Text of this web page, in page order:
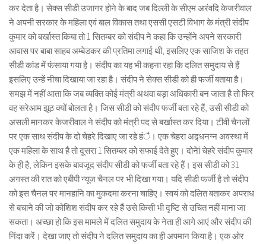
कर देता है। सेक्स सीडी उजागर होने के बाद जब दिल्ली के सीएम अरंवदि केजरीवाल
ने अपनी सरकार के महिला एवं बाल विकास तथा एससी एसटी विभाग के मंत्री संदीप
कुमार को बर्खास्त किया तो 1 सितम्बर को संदीप ने कहा कि उन्होंने अपने सरकारी
आवास पर बाबा साहब अम्बेडकर की प्रतिमा लगाई थी, इसलिए एक साजिश के तहत
सीडी कांड में फंसाया गया है। संदीप का यह भी कहना रहा कि दलित समुदाय से हैं
इसलिए उन्हें नीचा दिखाया जा रहा है। संदीप ने सेक्स सीडी को ही फर्जी बताया है।
समझ में नहीं आता कि जब व्यक्ति कोई मंत्री अथवा बड़ा अधिकारी बन जाता है तो फिर
वह सरेआम झूठ क्यों बोलता है। जिस सीडी को संदीप फर्जी बता रहे हैं, उसी सीडी को
असली मानकर केजरीवाल ने संदीप को मंत्री पद से बर्खास्त कर दिया। टीवी चैनलों
पर एक साथ संदीप के दो चेहरे दिखाए जा रहे हंै। एक चेहरा अद्र्धनग्न अवस्था में
एक महिला के साथ है तो दूसरा 1 सितम्बर को सफाई देते हुए। दोनेां चेहरे संदीप कुमार
के ही है, लेकिन इसके बावजूद संदीप सीडी को फर्जी बता रहे हैं। इस सीडी को 31
अगस्त की रात को एबीपी न्यूज चैनल पर भी दिखा गया। यदि सीडी फर्जी है तो संदीप
को इस चैनल पर मानहानि का मुकदमा करना चाहिए। स्वयं को दलित बताकर अपराध
से बचाने की जो कोशिश संदीप कर रहे हैं उसे किसी भी दृष्टि से उचित नहीं माना जा
सकता। अच्छा हो कि इस मामले में दलित समुदाय के नेता ही आगे आएं और संदीप की
निंदा करें। देखा जाए तो संदीप ने दलित समुदाय का ही अपमान किया है। एक ओर